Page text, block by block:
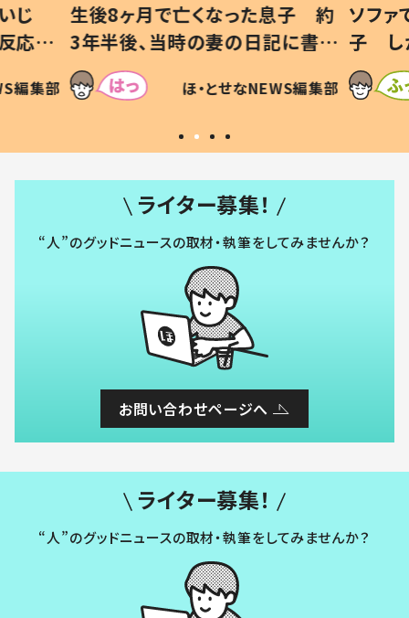
じ
応に
編集部
生後8ヶ月で亡くなった息子 約
3年半後、当時の妻の日記に書い
てあった本音とは
ほ・とせなNEWS編集部
ソファ
子 し
すべ
いから
ライター募集！
“人”のグッドニュースの取材・執筆をしてみませんか？
お問い合わせページへ
ライター募集！
“人”のグッドニュースの取材・執筆をしてみませんか？